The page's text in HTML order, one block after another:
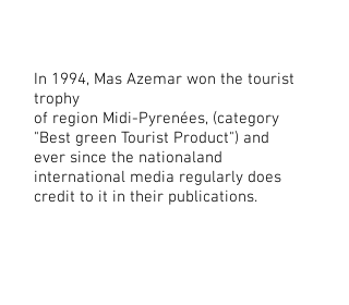
In 1994, Mas Azemar won the tourist
trophy
of region Midi-Pyrenées, (category
"Best green Tourist Product") and
ever since the nationaland
international media regularly does
credit to it in their publications.